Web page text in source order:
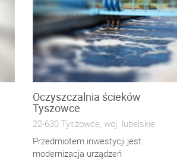
Oczyszczalnia ścieków
Tyszowce
22-630 Tyszowce, woj. lubelskie
Przedmiotem inwestycji jest
modernizacja urządzeń